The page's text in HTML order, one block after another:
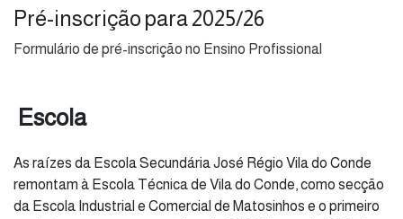
Pré-inscrição para 2025/26
Formulário de pré-inscrição no Ensino Profissional
Escola
As raízes da Escola Secundária José Régio Vila do Conde
remontam à Escola Técnica de Vila do Conde, como secção
da Escola Industrial e Comercial de Matosinhos e o primeiro